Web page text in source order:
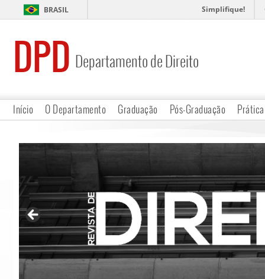
BRASIL Simplifique!
DPD Departamento de Direito
Início O Departamento Graduação Pós-Graduação